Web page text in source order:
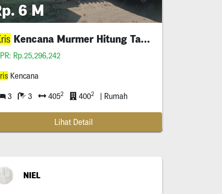
6 M
Kencana Murmer Hitung Tanah 🔥
Rp.25,296,242
Kencana
3 3 4052 4002 | Rumah
Lihat Detail
NIEL